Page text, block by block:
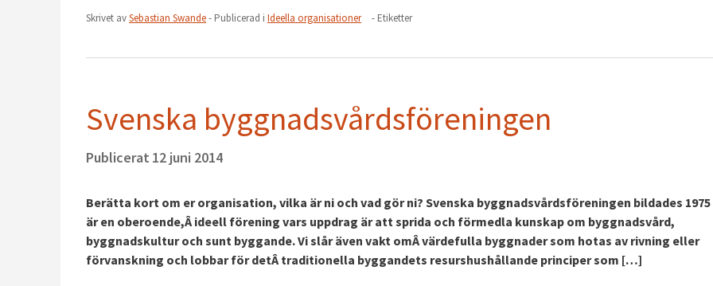
Skrivet avSebastian Swande- Publicerad i Ideella organisationer - Etiketter
Svenska byggnadsvårdsföreningen
Publicerat 12 juni 2014
Berätta kort om er organisation, vilka är ni och vad gör ni? Svenska byggnadsvårdsföreningen bildades 1975
är en oberoende,Â ideell förening vars uppdrag är att sprida och förmedla kunskap om byggnadsvård,
byggnadskultur och sunt byggande. Vi slår även vakt omÂ värdefulla byggnader som hotas av rivning eller
förvanskning och lobbar för detÂ traditionella byggandets resurshushållande principer som […]